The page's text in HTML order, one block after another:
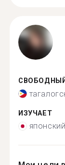
СВОБОДНЫЙ
ИЗУЧАЕТ
японский